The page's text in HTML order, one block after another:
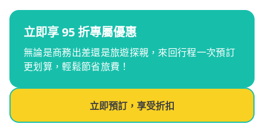
立即享 95 折專屬優惠
無論是商務出差還是旅遊探親，來回行程一次預訂
更划算，輕鬆節省旅費！
立即預訂，享受折扣